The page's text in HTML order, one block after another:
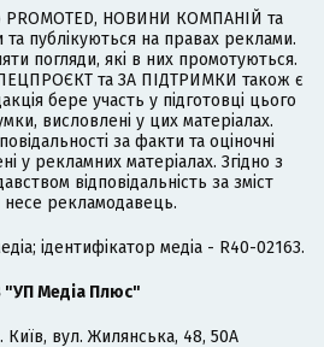
НОВИНИ КОМПАНІЙ та
публікуються на правах реклами.
погляди, які в них промотуються.
та ЗА ПІДТРИМКИ також є
бере участь у підготовці цього
висловлені у цих матеріалах.
за факти та оціночні
у рекламних матеріалах. Згідно з
відповідальність за зміст
рекламодавець.
ідентифікатор медіа - R40-02163.
Медіа Плюс"
Київ, вул. Жилянська, 48, 50А